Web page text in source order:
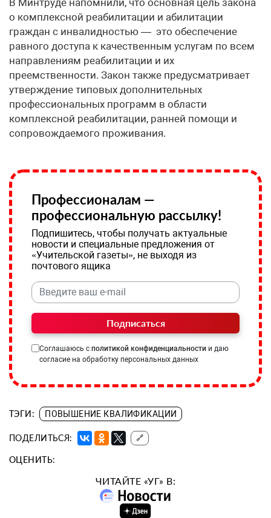
о комплексной реабилитации и абилитации
граждан с инвалидностью — это обеспечение
равного доступа к качественным услугам по всем
направлениям реабилитации и их
преемственности. Закон также предусматривает
утверждение типовых дополнительных
профессиональных программ в области
комплексной реабилитации, ранней помощи и
сопровождаемого проживания.
Профессионалам —
профессиональную рассылку!
Подпишитесь, чтобы получать актуальные
новости и специальные предложения от
«Учительской газеты», не выходя из
почтового ящика
Подписаться
Соглашаюсь с политикой конфиденциальности и даю
согласие на обработку персональных данных
ТЭГИ: ПОВЫШЕНИЕ КВАЛИФИКАЦИИ
ПОДЕЛИТЬСЯ: 🔗
ОЦЕНИТЬ:
ЧИТАЙТЕ «УГ» В: